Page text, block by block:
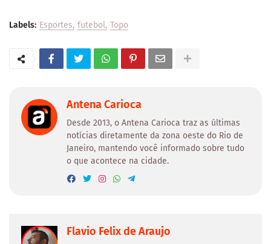
Labels: Esportes futebol Topo
Antena Carioca
Desde 2013, o Antena Carioca traz as últimas
notícias diretamente da zona oeste do Rio de
Janeiro, mantendo você informado sobre tudo
o que acontece na cidade.
Flavio Felix de Araujo